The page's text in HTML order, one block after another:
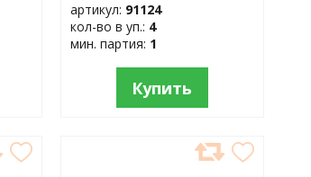
артикул: 91124
кол-во в уп.: 4
мин. партия: 1
Купить